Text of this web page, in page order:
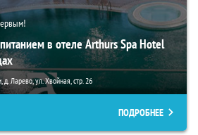
в отеле Arthurs Spa Hotel
Ларево, ул. Хвойная, стр. 26
ПОДРОБНЕЕ